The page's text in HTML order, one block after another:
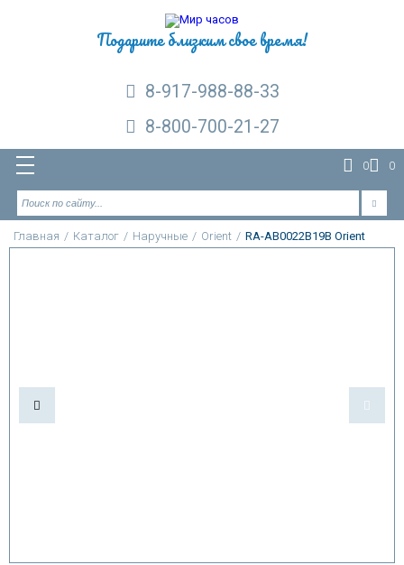
Подарите близким свое время!
8-917-988-88-33
8-800-700-21-27
0 0
Главная / Каталог / Наручные / Orient / RA-AB0022B19B Orient